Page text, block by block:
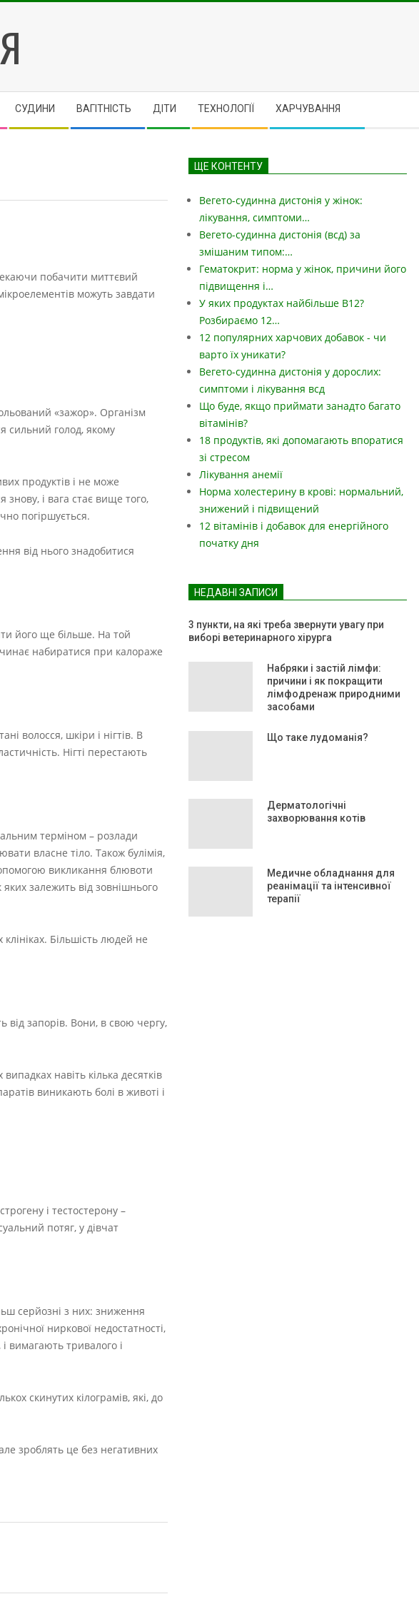
CУДИНИ ВАГІТНІСТЬ ДІТИ ТЕХНОЛОГІЇ ХАРЧУВАННЯ
побачити миттєвий
можуть завдати
«зажор». Організм
сильний голод, якому
продуктів і не може
знову, і вага стає вище того,
погіршується.
від нього знадобитися
його ще більше. На той
набиратися при калораже
волосся, шкіри і нігтів. В
Нігті перестають
терміном – розлади
власне тіло. Також булімія,
викликання блювоти
залежить від зовнішнього
Більшість людей не
від запорів. Вони, в свою чергу,
навіть кілька десятків
виникають болі в животі і
і тестостерону –
потяг, у дівчат
серйозні з них: зниження
ниркової недостатності,
вимагають тривалого і
скинутих кілограмів, які, до
зроблять це без негативних
ЩЕ КОНТЕНТУ
Вегето-судинна дистонія у жінок:
лікування, симптоми…
Вегето-судинна дистонія (всд) за
змішаним типом:…
Гематокрит: норма у жінок, причини його
підвищення і…
У яких продуктах найбільше B12?
Розбираємо 12…
12 популярних харчових добавок - чи
варто їх уникати?
Вегето-судинна дистонія у дорослих:
симптоми і лікування всд
Що буде, якщо приймати занадто багато
вітамінів?
18 продуктів, які допомагають впоратися
зі стресом
Лікування анемії
Норма холестерину в крові: нормальний,
знижений і підвищений
12 вітамінів і добавок для енергійного
початку дня
НЕДАВНІ ЗАПИСИ
3 пункти, на які треба звернути увагу при
виборі ветеринарного хірурга
Набряки і застій лімфи:
причини і як покращити
лімфодренаж природними
засобами
Що таке лудоманія?
Дерматологічні
захворювання котів
Медичне обладнання для
реанімації та інтенсивної
терапії